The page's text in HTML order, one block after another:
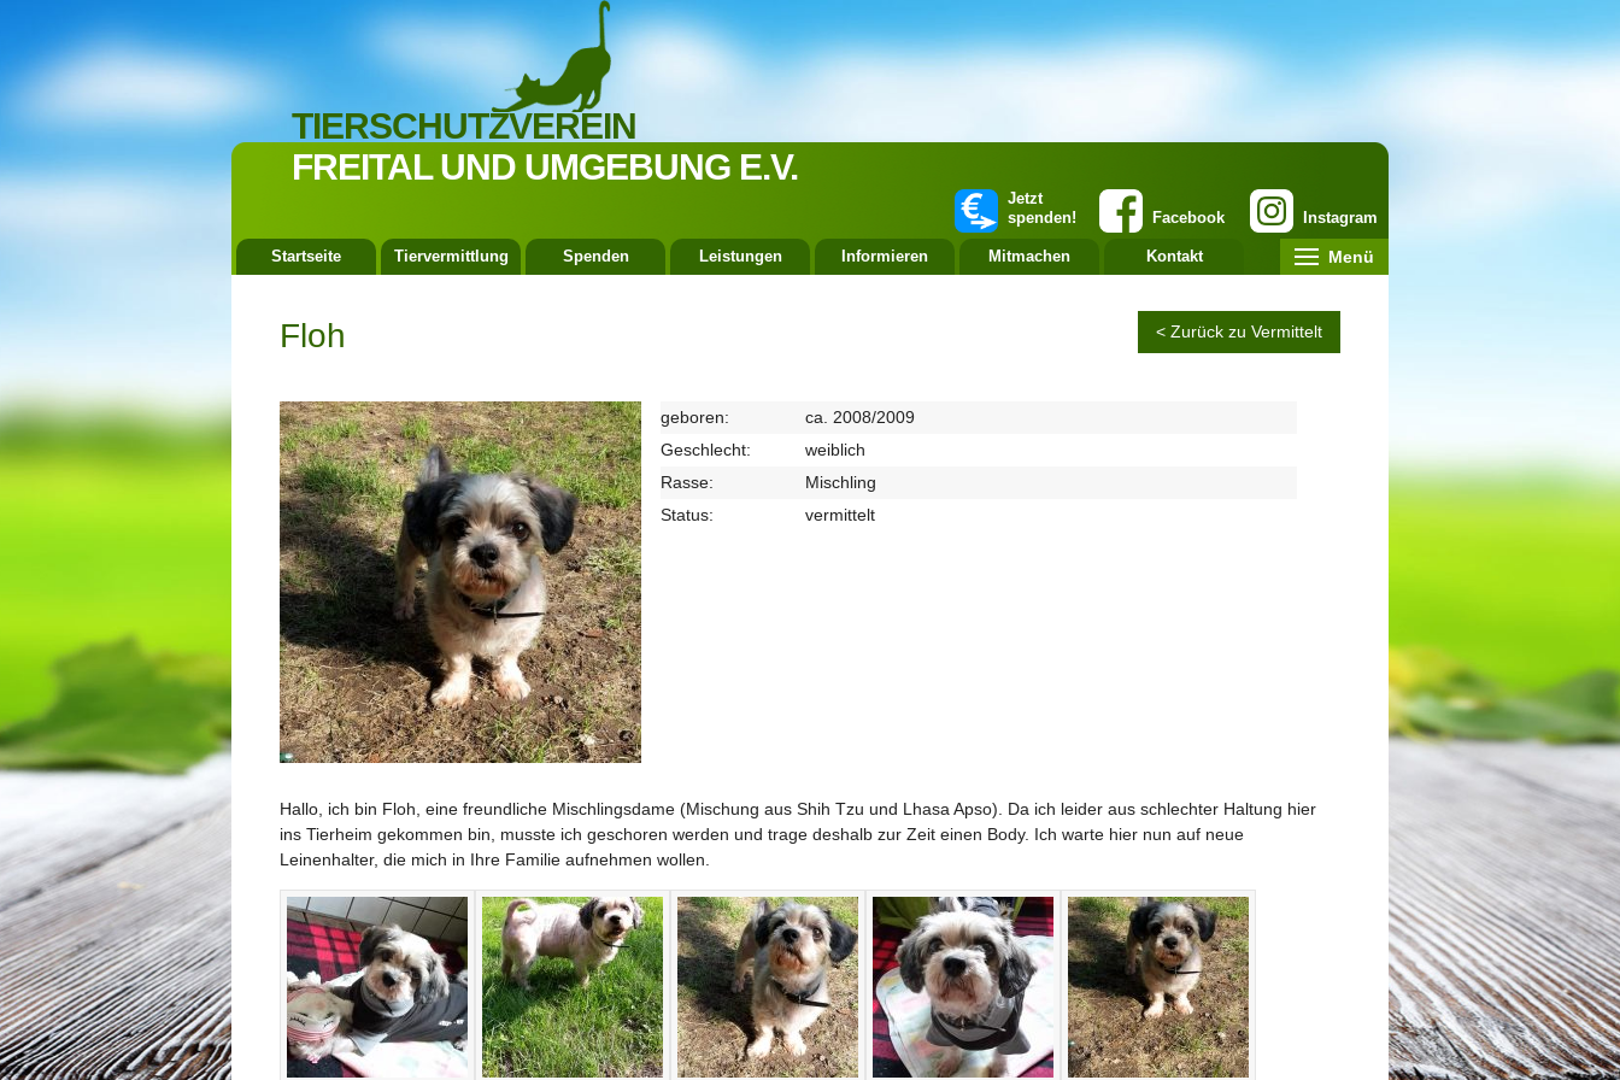
TIERSCHUTZVEREIN
FREITAL UND UMGEBUNG E.V.
Instagram
Facebook
Jetzt
spenden!
Startseite Tiervermittlung Spenden Leistungen Informieren Mitmachen Kontakt Menü
Floh < Zurück zu Vermittelt
geboren:
ca. 2008/2009
Geschlecht:
weiblich
Rasse:
Mischling
Status:
vermittelt
Hallo, ich bin Floh, eine freundliche Mischlingsdame (Mischung aus Shih Tzu und Lhasa Apso). Da ich leider aus schlechter Haltung hier
ins Tierheim gekommen bin, musste ich geschoren werden und trage deshalb zur Zeit einen Body. Ich warte hier nun auf neue
Leinenhalter, die mich in Ihre Familie aufnehmen wollen.